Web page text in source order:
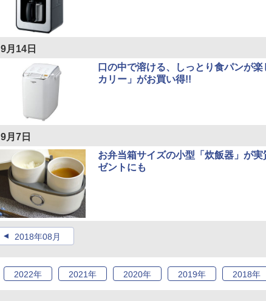
9月14日
口の中で溶ける、しっとり食パンが
カリー」がお買い得!!
9月7日
お弁当箱サイズの小型「炊飯器」が
ゼントにも
2018年08月
2022年 2021年 2020年 2019年 2018年